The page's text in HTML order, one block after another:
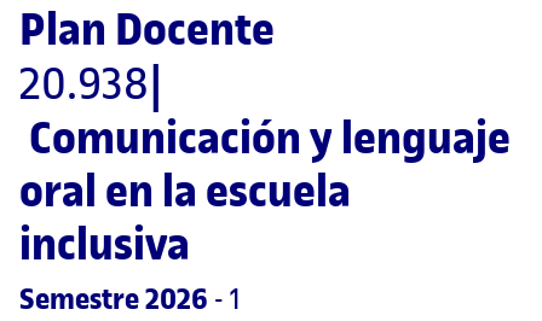
Plan Docente
20.938
Comunicación y lenguaje
oral en la escuela
inclusiva
Semestre 2026 - 1